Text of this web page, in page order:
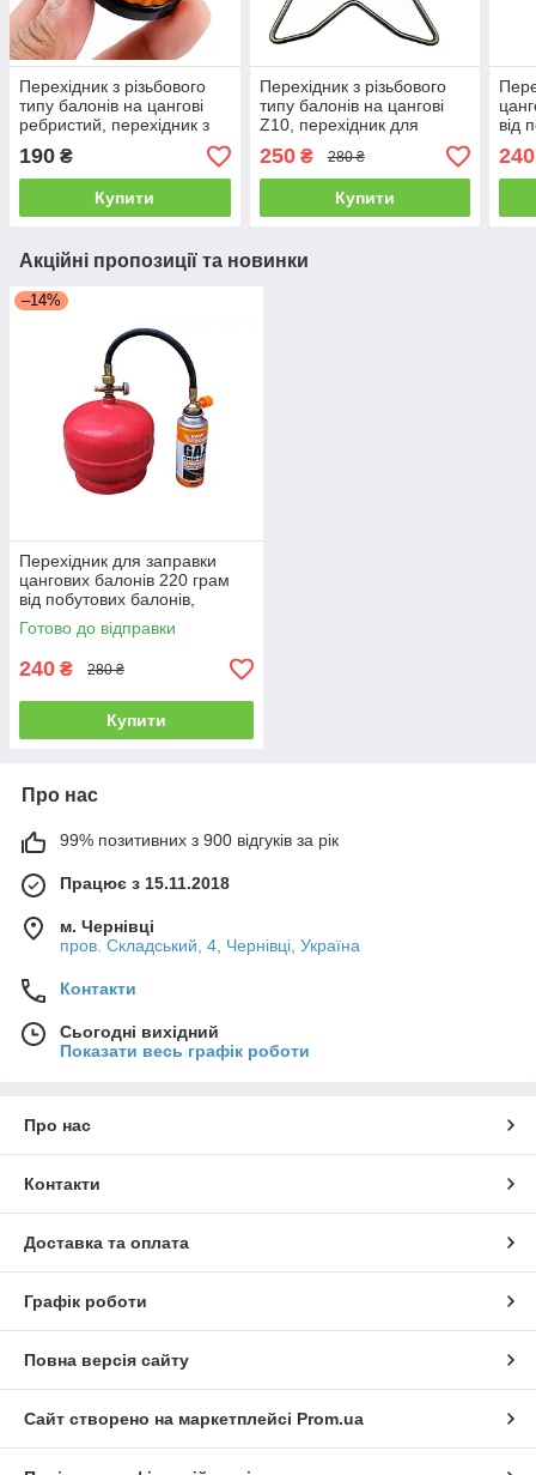
Перехідник з різьбового
типу балонів на цангові
ребристий, перехідник з
різьбового з'єднання на
цангу для газового
пальника
190 ₴
Купити
Перехідник з різьбового
типу балонів на цангові
Z10, перехідник для
газового балона
250₴ 280 ₴
Купити
від
240
Акційні пропозиції та новинки
–14%
Перехідник для заправки
цангових балонів 220 грам
від побутових балонів,
перехідник для балонів
Готово до відправки
240 ₴ 280 ₴
Купити
Про нас
99% позитивних з 900 відгуків за рік
Працює з 15.11.2018
м. Чернівці
пров. Складський, 4, Чернівці, Україна
Контакти
Сьогодні вихідний
Показати весь графік роботи
Про нас
Контакти
Доставка та оплата
Графік роботи
Повна версія сайту
Сайт створено на маркетплейсі Prom.ua